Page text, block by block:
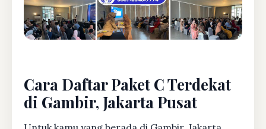
Cara Daftar Paket C Terdekat
di Gambir, Jakarta Pusat